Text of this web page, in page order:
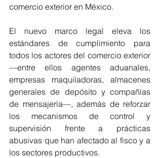
comercio exterior en México.
El nuevo marco legal eleva los
estándares de cumplimiento para
todos los actores del comercio exterior
—entre ellos agentes aduanales,
empresas maquiladoras, almacenes
generales de depósito y compañías
de mensajería—, además de reforzar
los mecanismos de control y
supervisión frente a prácticas
abusivas que han afectado al fisco y a
los sectores productivos.